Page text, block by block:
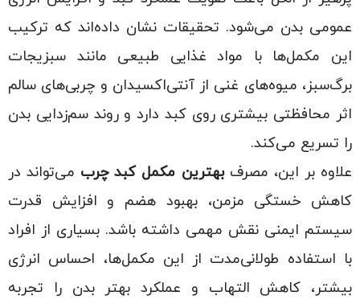
عمومی بدن می‌شود. تحقیقات نشان داده‌اند که ترکیب
این مکمل‌ها با مواد غذایی طبیعی مانند سبزیجات
برگ‌سبز، میوه‌های غنی از آنتی‌اکسیدان و چربی‌های سالم
اثر محافظتی بیشتری روی کبد دارد و روند سم‌زدایی بدن
را تسریع می‌کند.
علاوه بر این، مصرفبهترین مکمل کبد چرب می‌تواند در
کاهش خستگی مزمن، بهبود هضم و افزایش قدرت
سیستم ایمنی نقش مهمی داشته باشد. بسیاری از افراد
با استفاده طولانی‌مدت از این مکمل‌ها، احساس انرژی
بیشتر، کاهش التهاب و عملکرد بهتر بدن را تجربه